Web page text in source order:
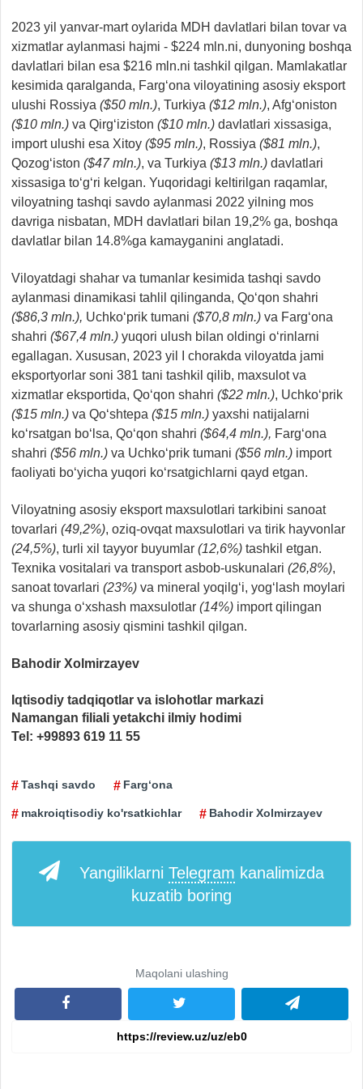
2023 yil yanvar-mart oylarida MDH davlatlari bilan tovar va
xizmatlar aylanmasi hajmi - $224 mln.ni, dunyoning boshqa
davlatlari bilan esa $216 mln.ni tashkil qilgan. Mamlakatlar
kesimida qaralganda, Farg‘ona viloyatining asosiy eksport
ulushi Rossiya ($50 mln.), Turkiya ($12 mln.), Afg‘oniston
($10 mln.) va Qirg‘iziston ($10 mln.) davlatlari xissasiga,
import ulushi esa Xitoy ($95 mln.), Rossiya ($81 mln.),
Qozog‘iston ($47 mln.), va Turkiya ($13 mln.) davlatlari
xissasiga to‘g‘ri kelgan. Yuqoridagi keltirilgan raqamlar,
viloyatning tashqi savdo aylanmasi 2022 yilning mos
davriga nisbatan, MDH davlatlari bilan 19,2% ga, boshqa
davlatlar bilan 14.8%ga kamayganini anglatadi.
Viloyatdagi shahar va tumanlar kesimida tashqi savdo
aylanmasi dinamikasi tahlil qilinganda, Qo‘qon shahri
($86,3 mln.), Uchko‘prik tumani ($70,8 mln.) va Farg‘ona
shahri ($67,4 mln.) yuqori ulush bilan oldingi o‘rinlarni
egallagan. Xususan, 2023 yil I chorakda viloyatda jami
eksportyorlar soni 381 tani tashkil qilib, maxsulot va
xizmatlar eksportida, Qo‘qon shahri ($22 mln.), Uchko‘prik
($15 mln.) va Qo‘shtepa ($15 mln.) yaxshi natijalarni
ko‘rsatgan bo‘lsa, Qo‘qon shahri ($64,4 mln.), Farg‘ona
shahri ($56 mln.) va Uchko‘prik tumani ($56 mln.) import
faoliyati bo‘yicha yuqori ko‘rsatgichlarni qayd etgan.
Viloyatning asosiy eksport maxsulotlari tarkibini sanoat
tovarlari (49,2%), oziq-ovqat maxsulotlari va tirik hayvonlar
(24,5%), turli xil tayyor buyumlar (12,6%) tashkil etgan.
Texnika vositalari va transport asbob-uskunalari (26,8%),
sanoat tovarlari (23%) va mineral yoqilg‘i, yog‘lash moylari
va shunga o‘xshash maxsulotlar (14%) import qilingan
tovarlarning asosiy qismini tashkil qilgan.
Bahodir Xolmirzayev
Iqtisodiy tadqiqotlar va islohotlar markazi
Namangan filiali yetakchi ilmiy hodimi
Tel: +99893 619 11 55
Tashqi savdo Farg‘ona
makroiqtisodiy ko'rsatkichlar Bahodir Xolmirzayev
Yangiliklarni Telegram kanalimizda
kuzatib boring
Maqolani ulashing